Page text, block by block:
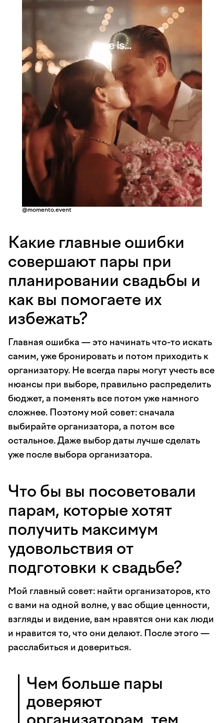
@momento.event
Какие главные ошибки
совершают пары при
планировании свадьбы и
как вы помогаете их
избежать?
Главная ошибка — это начинать что-то искать
самим, уже бронировать и потом приходить к
организатору. Не всегда пары могут учесть все
нюансы при выборе, правильно распределить
бюджет, а поменять все потом уже намного
сложнее. Поэтому мой совет: сначала
выбирайте организатора, а потом все
остальное. Даже выбор даты лучше сделать
уже после выбора организатора.
Что бы вы посоветовали
парам, которые хотят
получить максимум
удовольствия от
подготовки к свадьбе?
Мой главный совет: найти организаторов, кто
с вами на одной волне, у вас общие ценности,
взгляды и видение, вам нравятся они как люди
и нравится то, что они делают. После этого —
расслабиться и довериться.
Чем больше пары
доверяют